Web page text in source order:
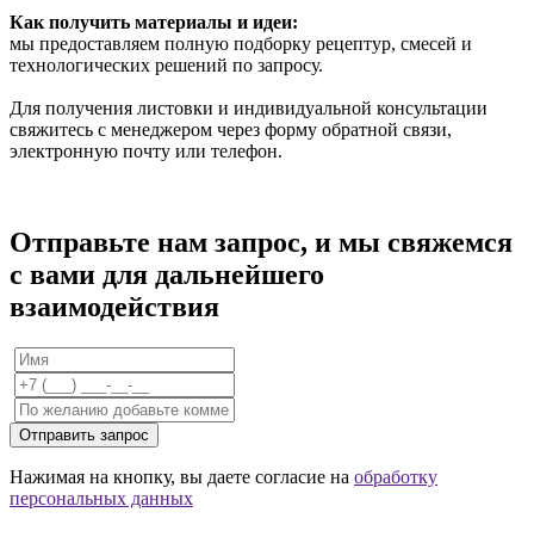
Как получить материалы и идеи:
мы предоставляем полную подборку рецептур, смесей и
технологических решений по запросу.
Для получения листовки и индивидуальной консультации
свяжитесь с менеджером через форму обратной связи,
электронную почту или телефон.
Отправьте нам запрос, и мы свяжемся
с вами для дальнейшего
взаимодействия
Отправить запрос
Нажимая на кнопку, вы даете согласие на обработку
персональных данных